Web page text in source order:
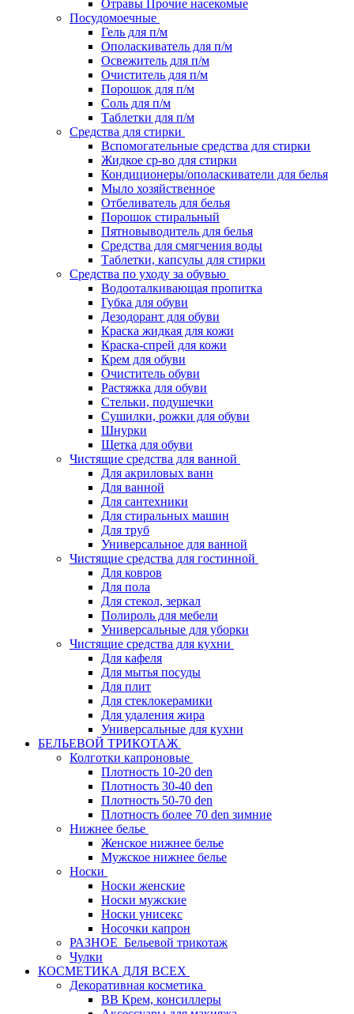
Отравы Прочие насекомые
Посудомоечные
Гель для п/м
Ополаскиватель для п/м
Освежитель для п/м
Очиститель для п/м
Порошок для п/м
Соль для п/м
Таблетки для п/м
Средства для стирки
Вспомогательные средства для стирки
Жидкое ср-во для стирки
Кондиционеры/ополаскиватели для белья
Мыло хозяйственное
Отбеливатель для белья
Порошок стиральный
Пятновыводитель для белья
Средства для смягчения воды
Таблетки, капсулы для стирки
Средства по уходу за обувью
Водооталкивающая пропитка
Губка для обуви
Дезодорант для обуви
Краска жидкая для кожи
Краска-спрей для кожи
Крем для обуви
Очиститель обуви
Растяжка для обуви
Стельки, подушечки
Сушилки, рожки для обуви
Шнурки
Щетка для обуви
Чистящие средства для ванной
Для акриловых ванн
Для ванной
Для сантехники
Для стиральных машин
Для труб
Универсальное для ванной
Чистящие средства для гостинной
Для ковров
Для пола
Для стекол, зеркал
Полироль для мебели
Универсальные для уборки
Чистящие средства для кухни
Для кафеля
Для мытья посуды
Для плит
Для стеклокерамики
Для удаления жира
Универсальные для кухни
БЕЛЬЕВОЙ ТРИКОТАЖ
Колготки капроновые
Плотность 10-20 den
Плотность 30-40 den
Плотность 50-70 den
Плотность более 70 den зимние
Нижнее белье
Женское нижнее белье
Мужское нижнее белье
Носки
Носки женские
Носки мужские
Носки унисекс
Носочки капрон
РАЗНОЕ_Бельевой трикотаж
Чулки
КОСМЕТИКА ДЛЯ ВСЕХ
Декоративная косметика
BB Крем, консиллеры